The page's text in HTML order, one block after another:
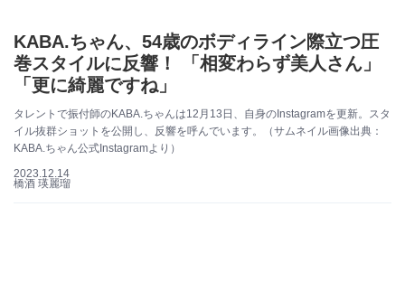
KABA.ちゃん、54歳のボディライン際立つ圧
巻スタイルに反響！ 「相変わらず美人さん」
「更に綺麗ですね」
タレントで振付師のKABA.ちゃんは12月13日、自身のInstagramを更新。スタ
イル抜群ショットを公開し、反響を呼んでいます。（サムネイル画像出典：
KABA.ちゃん公式Instagramより）
2023.12.14
橋酒 瑛麗瑠